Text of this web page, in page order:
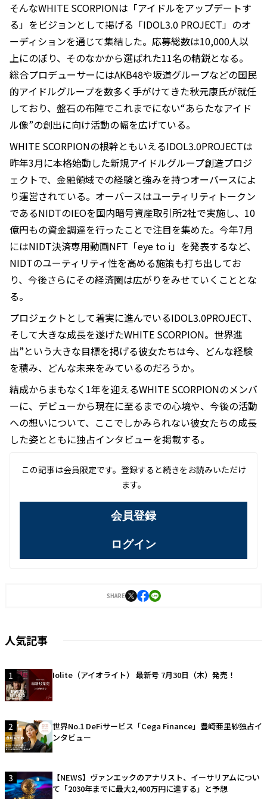
そんなWHITE SCORPIONは「アイドルをアップデートす
る」をビジョンとして掲げる「IDOL3.0 PROJECT」のオ
ーディションを通じて集結した。応募総数は10,000人以
上にのぼり、そのなかから選ばれた11名の精鋭となる。
総合プロデューサーにはAKB48や坂道グループなどの国民
的アイドルグループを数多く手がけてきた秋元康氏が就任
しており、盤石の布陣でこれまでにない“あらたなアイド
ル像”の創出に向け活動の幅を広げている。
WHITE SCORPIONの根幹ともいえるIDOL3.0PROJECTは
昨年3月に本格始動した新規アイドルグループ創造プロジ
ェクトで、金融領域での経験と強みを持つオーバースによ
り運営されている。オーバースはユーティリティトークン
であるNIDTのIEOを国内暗号資産取引所2社で実施し、10
億円もの資金調達を行ったことで注目を集めた。今年7月
にはNIDT決済専用動画NFT「eye to i」を発表するなど、
NIDTのユーティリティ性を高める施策も打ち出してお
り、今後さらにその経済圏は広がりをみせていくこととな
る。
プロジェクトとして着実に進んでいるIDOL3.0PROJECT、
そして大きな成長を遂げたWHITE SCORPION。世界進
出”という大きな目標を掲げる彼女たちは今、どんな経験
を積み、どんな未来をみているのだろうか。
結成からまもなく1年を迎えるWHITE SCORPIONのメンバ
ーに、デビューから現在に至るまでの心境や、今後の活動
への想いについて、ここでしかみられない彼女たちの成長
した姿とともに独占インタビューを掲載する。
この記事は会員限定です。登録すると続きをお読みいただけ
ます。
会員登録
ログイン
SHARE
人気記事
1 Iolite（アイオライト） 最新号 7月30日（木）発売！
2
世界No.1 DeFiサービス「Cega Finance」豊崎亜里紗独占イ
ンタビュー
3
【NEWS】ヴァンエックのアナリスト、イーサリアムについ
て「2030年までに最大2,400万円に達する」と予想